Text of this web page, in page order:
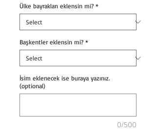
Ülke bayrakları eklensin mi? *
Başkentler eklensin mi? *
İsim eklenecek ise buraya yazınız.
(optional)
0/500